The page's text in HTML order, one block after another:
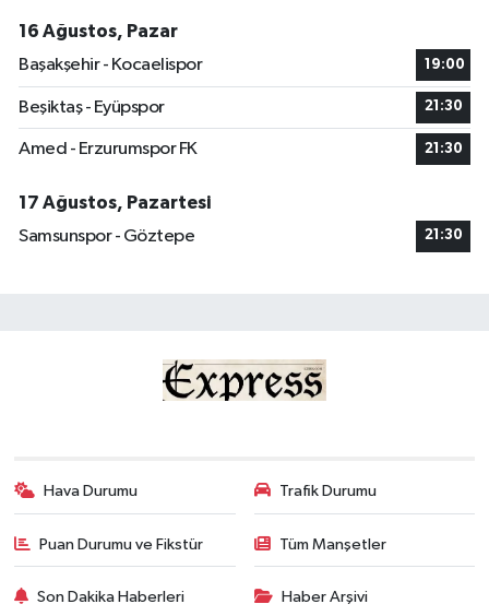
16 Ağustos, Pazar
Başakşehir - Kocaelispor
19:00
Beşiktaş - Eyüpspor 21:30
Amed - Erzurumspor FK 21:30
17 Ağustos, Pazartesi
Samsunspor - Göztepe
21:30
Hava Durumu Trafik Durumu
Puan Durumu ve Fikstür Tüm Manşetler
Son Dakika Haberleri Haber Arşivi